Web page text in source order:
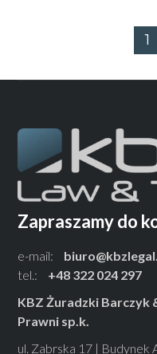
1
Zapraszamy do
e-mail:
tel.:
+48 322 024 297
KBZ Żuradzki Barczyk
Prawni sp.k.
ul. Zabrska 17 | Budynek